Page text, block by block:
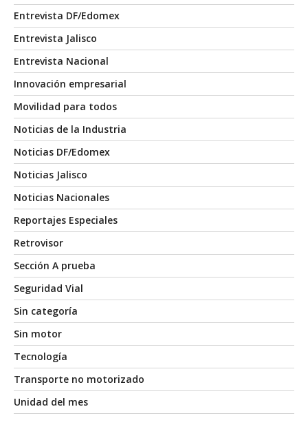
Entrevista DF/Edomex
Entrevista Jalisco
Entrevista Nacional
Innovación empresarial
Movilidad para todos
Noticias de la Industria
Noticias DF/Edomex
Noticias Jalisco
Noticias Nacionales
Reportajes Especiales
Retrovisor
Sección A prueba
Seguridad Vial
Sin categoría
Sin motor
Tecnología
Transporte no motorizado
Unidad del mes